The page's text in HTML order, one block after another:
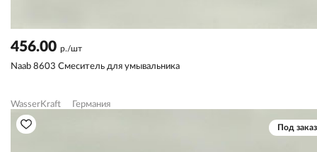
456.00 р./шт
Naab 8603 Смеситель для умывальника
WasserKraft Германия
Под заказ